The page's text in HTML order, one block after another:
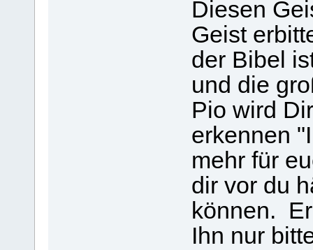
Diesen
Geist
der Bibel
und die
Pio wird
erkennen
mehr für
dir vor du
können.
Ihn nur